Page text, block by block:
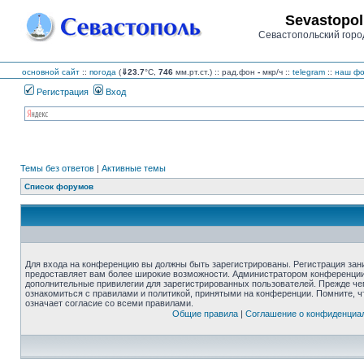
Севастопольский
основной сайт :: погода (⇓23.7°C, 746 мм.рт.ст.) :: рад.фон - мкр/ч :: telegram :: наш
Регистрация Вход
Темы без ответов | Активные темы
Список форумов
Для входа на конференцию вы должны быть зарегистрированы. Регистрация
предоставляет вам более широкие возможности. Администратором
дополнительные привилегии для зарегистрированных пользователей. Прежде
ознакомиться с правилами и политикой, принятыми на конференции. Помните,
означает согласие со всеми правилами.
Общие правила| Соглашение о